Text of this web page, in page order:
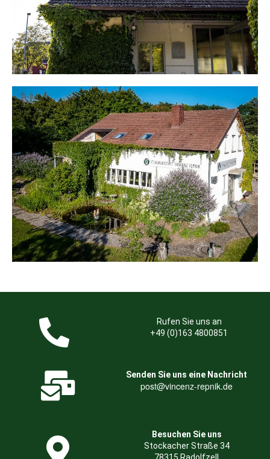
Rufen Sie uns an
+49 (0)163 4800851
Senden Sie uns eine Nachricht
post@vincenz-repnik.de
Besuchen Sie uns
Stockacher Straße 34
78315 Radolfzell